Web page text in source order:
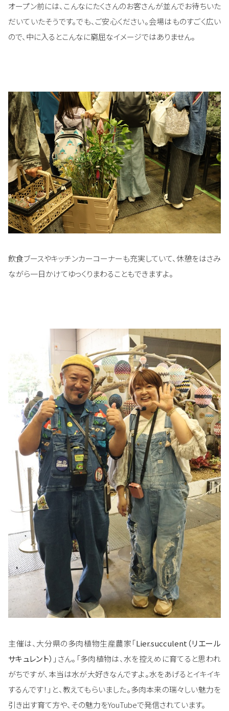
オープン前には、こんなにたくさんのお客さんが並んでお待ちいた
だいていたそうです。でも、ご安心ください。会場はものすごく広い
ので、中に入るとこんなに窮屈なイメージではありません。
飲食ブースやキッチンカーコーナーも充実していて、休憩をはさみ
ながら一日かけてゆっくりまわることもできますよ。
主催は、大分県の多肉植物生産農家「Lier.succulent（リエール
サキュレント） 」さん。「多肉植物は、水を控えめに育てると思われ
がちですが、本当は水が大好きなんですよ。水をあげるとイキイキ
するんです！」と、教えてもらいました。多肉本来の瑞々しい魅力を
引き出す育て方や、その魅力をYouTubeで発信されています。